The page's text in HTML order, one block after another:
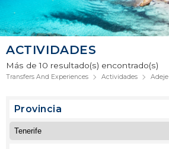
ACTIVIDADES
Más de 10 resultado(s) encontrado(s)
Transfers And Experiences Actividades Adeje
Provincia